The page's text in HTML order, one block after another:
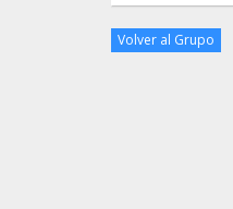
Volver al Grupo